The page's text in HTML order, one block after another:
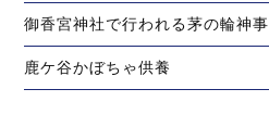
御香宮神社で行われる茅の輪神事
鹿ケ谷かぼちゃ供養